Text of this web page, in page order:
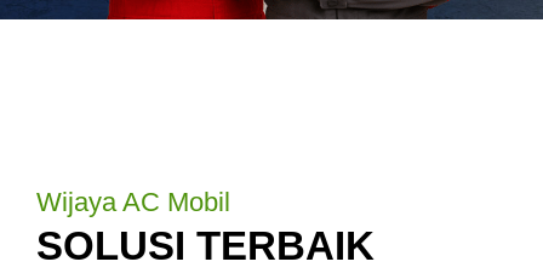
Wijaya AC Mobil
SOLUSI TERBAIK